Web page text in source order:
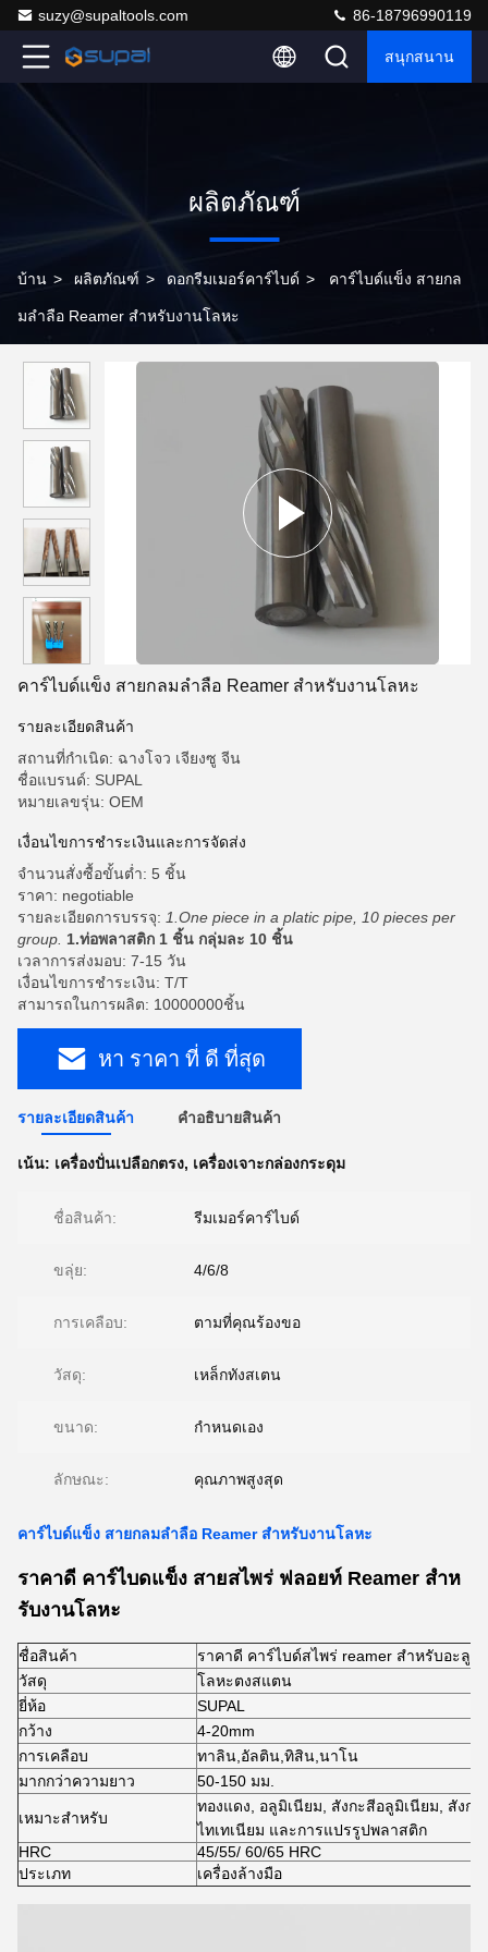
suzy@supaltools.com 86-18796990119
สนุกสนาน
ผลิตภัณฑ์
บ้าน > ผลิตภัณฑ์ > ดอกรีมเมอร์คาร์ไบด์ > คาร์ไบด์แข็ง สายกล
มลําลือ Reamer สําหรับงานโลหะ
คาร์ไบด์แข็ง สายกลมลําลือ Reamer สําหรับงานโลหะ
รายละเอียดสินค้า
สถานที่กำเนิด: ฉางโจว เจียงซู จีน
ชื่อแบรนด์: SUPAL
หมายเลขรุ่น: OEM
เงื่อนไขการชำระเงินและการจัดส่ง
จำนวนสั่งซื้อขั้นต่ำ: 5 ชิ้น
ราคา: negotiable
รายละเอียดการบรรจุ: 1.One piece in a platic pipe, 10 pieces per
group. 1.ท่อพลาสติก 1 ชิ้น กลุ่มละ 10 ชิ้น
เวลาการส่งมอบ: 7-15 วัน
เงื่อนไขการชำระเงิน: T/T
สามารถในการผลิต: 10000000ชิ้น
หา ราคา ที่ ดี ที่สุด
รายละเอียดสินค้า คําอธิบายสินค้า
เน้น: เครื่องปั่นเปลือกตรง, เครื่องเจาะกล่องกระดุม
ชื่อสินค้า: รีมเมอร์คาร์ไบด์
ขลุ่ย: 4/6/8
การเคลือบ: ตามที่คุณร้องขอ
วัสดุ: เหล็กทังสเตน
ขนาด: กำหนดเอง
ลักษณะ: คุณภาพสูงสุด
คาร์ไบด์แข็ง สายกลมลําลือ Reamer สําหรับงานโลหะ
ราคาดี คาร์ไบดแข็ง สายสไพร่ ฟลอยท์ Reamer สําห
รับงานโลหะ
ชื่อสินค้า
ราคาดี คาร์ไบด์สไพร่ reamer สําหรับอะลูมิ
วัสดุ
โลหะตงสแตน
ยี่ห้อ
SUPAL
กว้าง
4-20mm
การเคลือบ
ทาลิน,อัลติน,ทิสิน,นาโน
มากกว่าความยาว
50-150 มม.
เหมาะสําหรับ
ทองแดง, อลูมิเนียม, สังกะสีอลูมิเนียม, สังก
ไทเทเนียม และการแปรรูปพลาสติก
HRC
45/55/ 60/65 HRC
ประเภท
เครื่องล้างมือ